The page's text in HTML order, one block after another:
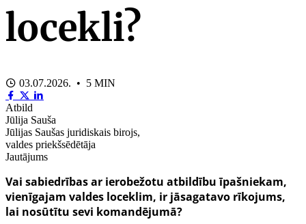
locekli?
03.07.2026. • 5 MIN
Atbild
Jūlija Sauša
Jūlijas Saušas juridiskais birojs,
valdes priekšsēdētāja
Jautājums
Vai sabiedrības ar ierobežotu atbildību īpašniekam,
vienīgajam valdes loceklim, ir jāsagatavo rīkojums,
lai nosūtītu sevi komandējumā?